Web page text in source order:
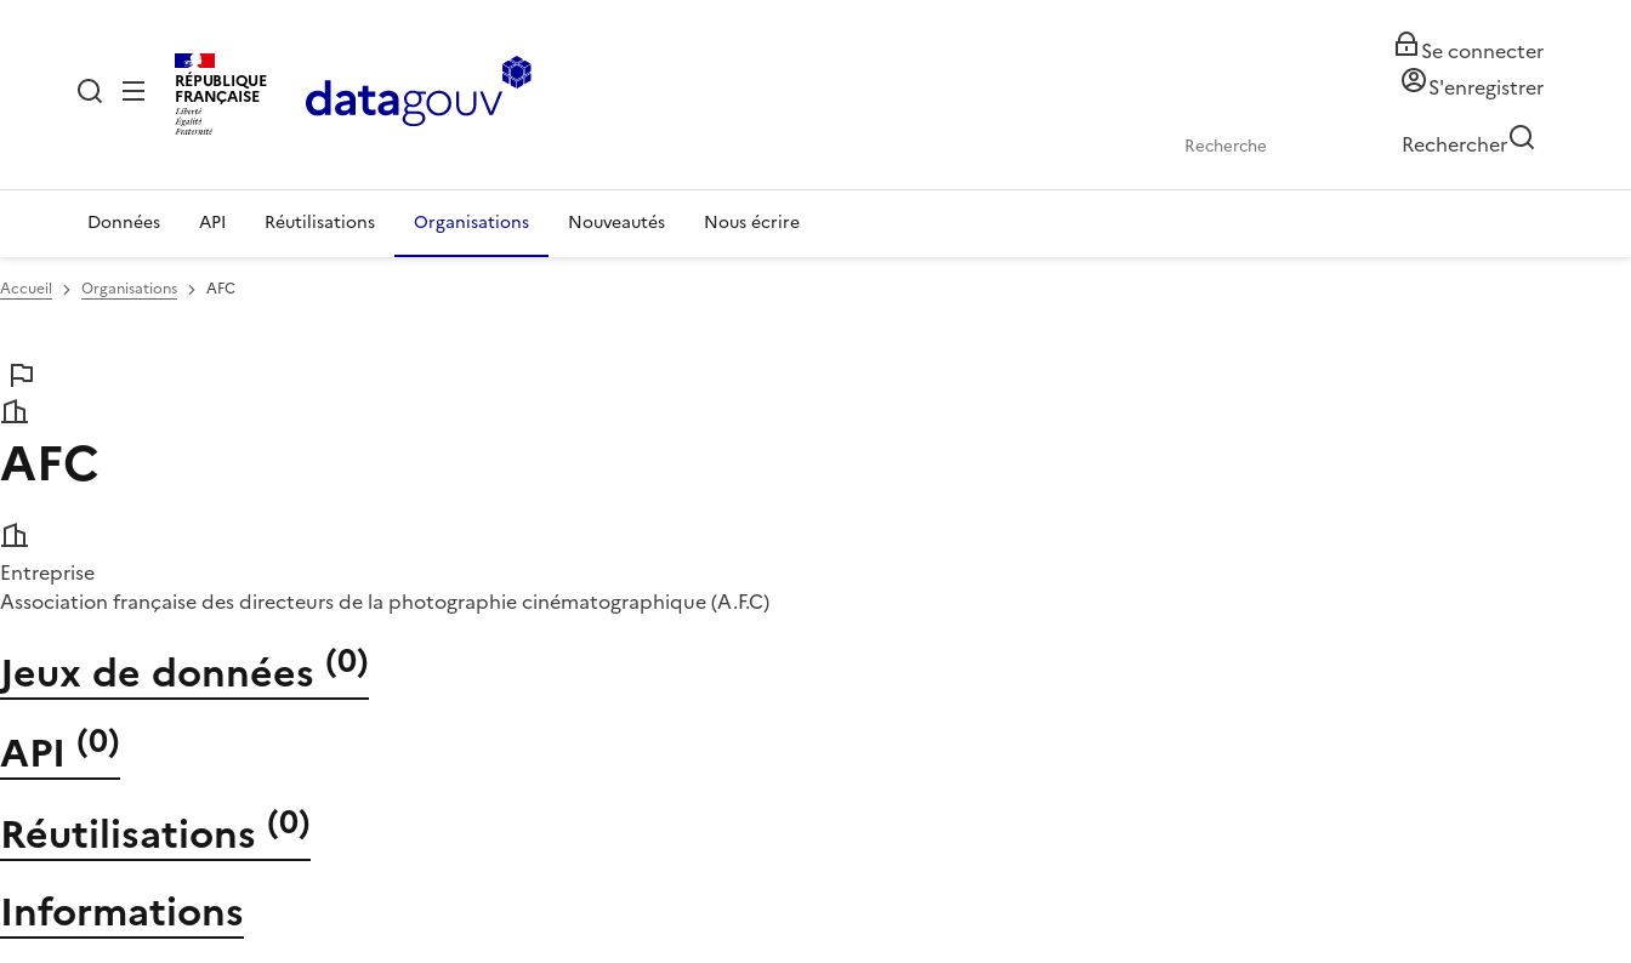
RÉPUBLIQUE
FRANÇAISE
Se connecter
S'enregistrer
Rechercher
Données API Réutilisations Organisations Nouveautés Nous écrire
Accueil Organisations AFC
AFC
Entreprise
Association française des directeurs de la photographie cinématographique (A.F.C)
Jeux de données (0)
API (0)
Réutilisations (0)
Informations